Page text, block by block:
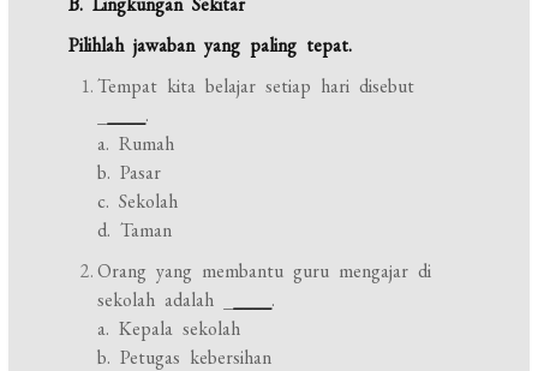
Pilihlah jawaban yang paling tepat.
Tempat kita belajar setiap hari disebut
.
a. Rumah
b. Pasar
c. Sekolah
d. Taman
Orang yang membantu guru mengajar di
sekolah adalah _
.
a. Kepala sekolah
b. Petugas kebersihan